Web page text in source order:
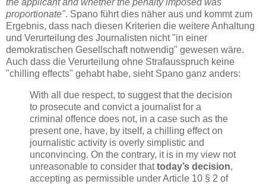
proportionate". Spano führt dies näher aus und kommt zum
Ergebnis, dass nach diesen Kriterien die weitere Anhaltung
und Verurteilung des Journalisten nicht "in einer
demokratischen Gesellschaft notwendig" gewesen wäre.
Auch dass die Verurteilung ohne Strafausspruch keine
"chilling effects" gehabt habe, sieht Spano ganz anders:
With all due respect, to suggest that the decision
to prosecute and convict a journalist for a
criminal offence does not, in a case such as the
present one, have, by itself, a chilling effect on
journalistic activity is overly simplistic and
unconvincing. On the contrary, it is in my view not
unreasonable to consider thattoday’s decision,
accepting as permissible under Article 10 § 2 of